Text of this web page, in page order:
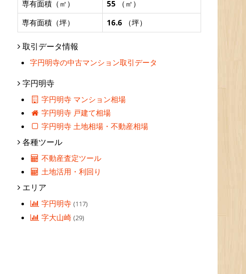
専有面積（㎡）
55 （㎡）
専有面積（坪）
16.6 （坪）
取引データ情報
字円明寺の中古マンション取引データ
字円明寺
字円明寺 マンション相場
字円明寺 戸建て相場
字円明寺 土地相場・不動産相場
各種ツール
不動産査定ツール
土地活用・利回り
エリア
字円明寺(117)
字大山崎(29)